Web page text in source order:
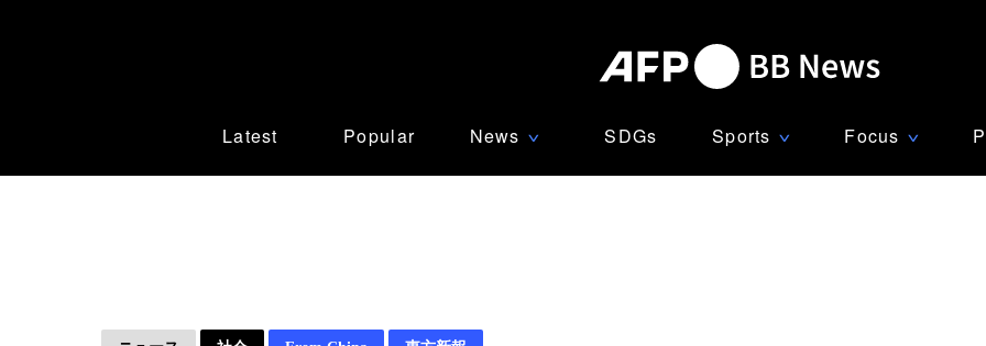
Latest Popular News ∨ SDGs Sports ∨ Focus ∨